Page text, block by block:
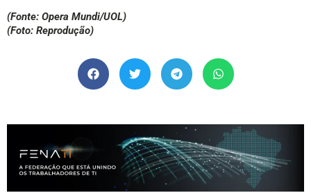
(Fonte: Opera Mundi/UOL)
(Foto: Reprodução)